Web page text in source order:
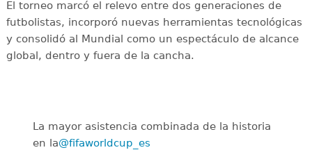
El torneo marcó el relevo entre dos generaciones de
futbolistas, incorporó nuevas herramientas tecnológicas
y consolidó al Mundial como un espectáculo de alcance
global, dentro y fuera de la cancha.
La mayor asistencia combinada de la historia
en la@fifaworldcup_es